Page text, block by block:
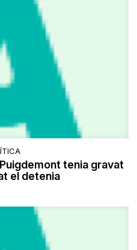
tenia gravat
el detenia